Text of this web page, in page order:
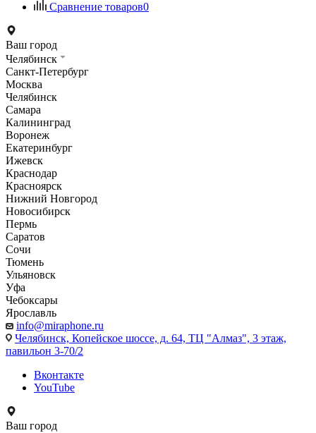
Сравнение товаров0
Ваш город
Челябинск
Санкт-Петербург
Москва
Челябинск
Самара
Калининград
Воронеж
Екатеринбург
Ижевск
Краснодар
Красноярск
Нижний Новгород
Новосибирск
Пермь
Саратов
Сочи
Тюмень
Ульяновск
Уфа
Чебоксары
Ярославль
info@miraphone.ru
Челябинск, Копейское шоссе, д. 64, ТЦ "Алмаз", 3 этаж,
павильон 3-70/2
Вконтакте
YouTube
Ваш город